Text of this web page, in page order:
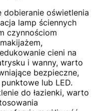
dobieranie oświetlenia
lamp ściennych
czynnościom
cieni na
i wanny, warto
bezpieczne,
lub LED.
do łazienki, warto